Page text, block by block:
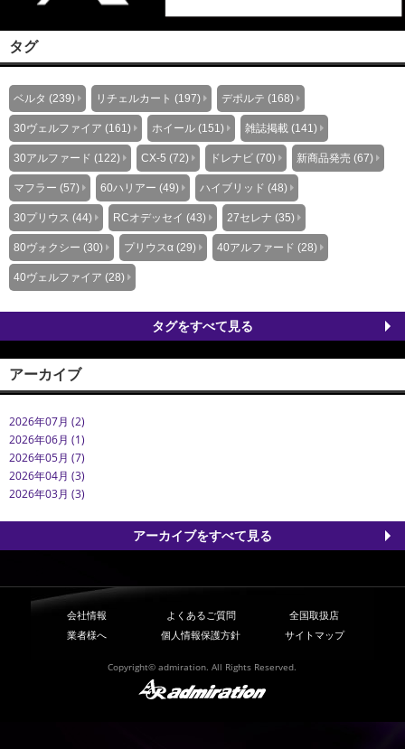
タグ
ベルタ (239) リチェルカート (197) デポルテ (168)
30ヴェルファイア (161) ホイール (151) 雑誌掲載 (141)
30アルファード (122) CX-5 (72) ドレナビ (70) 新商品発売 (67)
マフラー (57) 60ハリアー (49) ハイブリッド (48)
30プリウス (44) RCオデッセイ (43) 27セレナ (35)
80ヴォクシー (30) プリウスα (29) 40アルファード (28)
40ヴェルファイア (28)
タグをすべて見る
アーカイブ
2026年07月 (2)
2026年06月 (1)
2026年05月 (7)
2026年04月 (3)
2026年03月 (3)
アーカイブをすべて見る
会社情報 よくあるご質問
全国取扱店
業者様へ
個人情報保護方針 サイトマップ
Copyright© admiration. All Rights Reserved.